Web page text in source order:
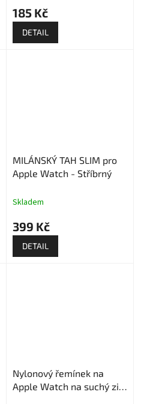
185 Kč
DETAIL
MILÁNSKÝ TAH SLIM pro
Apple Watch - Stříbrný
Skladem
399 Kč
DETAIL
Nylonový řemínek na
Apple Watch na suchý zip